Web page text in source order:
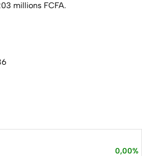
millions FCFA.
0,00%